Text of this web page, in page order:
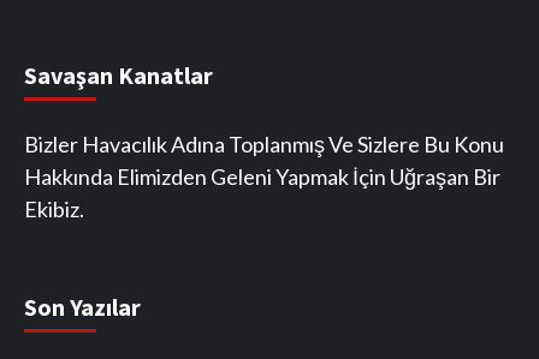
Savaşan Kanatlar
Bizler Havacılık Adına Toplanmış Ve Sizlere Bu Konu
Hakkında Elimizden Geleni Yapmak İçin Uğraşan Bir
Ekibiz.
Son Yazılar